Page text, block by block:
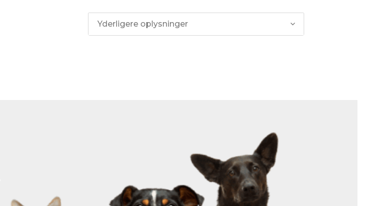
Yderligere oplysninger